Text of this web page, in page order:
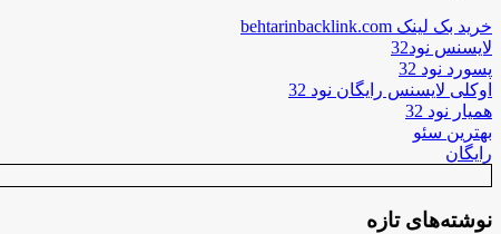
خرید بک لینک behtarinbacklink.com
لایسنس نود32
پسورد نود 32
اوکلی لایسنس رایگان نود 32
همیار نود 32
بهترین سئو
رایگان
نوشته‌های تازه